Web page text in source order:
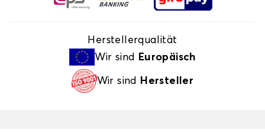
Herstellerqualität
Wir sind
Europäisch
Wir sind Hersteller